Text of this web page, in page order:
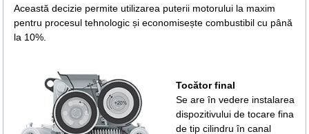
Această decizie permite utilizarea puterii motorului la maxim
pentru procesul tehnologic și economisește combustibil cu până
la 10%.
Tocător final
Se are în vedere instalarea
dispozitivului de tocare fina
de tip cilindru în canal